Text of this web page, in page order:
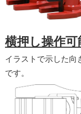
横押し操作可
イラストで示した向
です。